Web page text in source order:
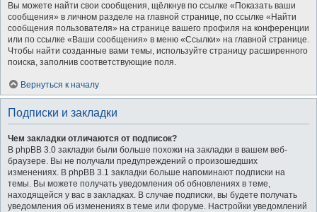
Вы можете найти свои сообщения, щёлкнув по ссылке «Показать ваши
сообщения» в личном разделе на главной странице, по ссылке «Найти
сообщения пользователя» на странице вашего профиля на конференции
или по ссылке «Ваши сообщения» в меню «Ссылки» на главной странице.
Чтобы найти созданные вами темы, используйте страницу расширенного
поиска, заполнив соответствующие поля.
Вернуться к началу
Подписки и закладки
Чем закладки отличаются от подписок?
В phpBB 3.0 закладки были больше похожи на закладки в вашем веб-
браузере. Вы не получали предупреждений о произошедших
изменениях. В phpBB 3.1 закладки больше напоминают подписки на
темы. Вы можете получать уведомления об обновлениях в теме,
находящейся у вас в закладках. В случае подписки, вы будете получать
уведомления об изменениях в теме или форуме. Настройки уведомлений